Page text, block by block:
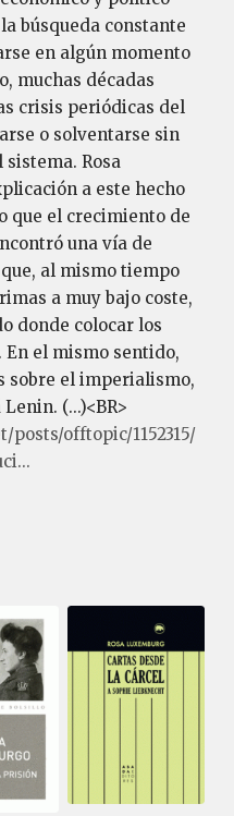
búsqueda constante
en algún momento
muchas décadas
crisis periódicas del
o solventarse sin
Rosa
a este hecho
que el crecimiento de
una vía de
al mismo tiempo
a muy bajo coste,
donde colocar los
el mismo sentido,
sobre el imperialismo,
(...)<BR>
offtopic/1152315/